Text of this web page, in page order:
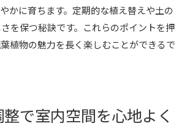
かに育ちます。定期的な植え替えや土の
を保つ秘訣です。これらのポイントを押
植物の魅力を長く楽しむことができるで
で室内空間を心地よく